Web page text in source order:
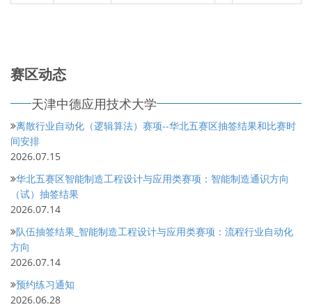
赛区动态
天津中德应用技术大学
离散行业自动化（逻辑算法）赛项--华北五赛区抽签结果和比赛时
间安排
2026.07.15
华北五赛区智能制造工程设计与应用类赛项：智能制造通识方向
（试）抽签结果
2026.07.14
队伍抽签结果_智能制造工程设计与应用类赛项：流程行业自动化
方向
2026.07.14
预约练习通知
2026.06.28